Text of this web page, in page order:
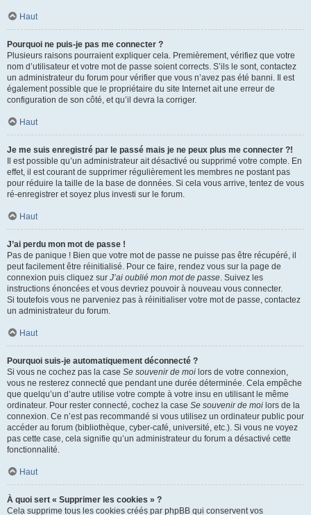
Haut
Pourquoi ne puis-je pas me connecter ?
Plusieurs raisons pourraient expliquer cela. Premièrement, vérifiez que votre
nom d’utilisateur et votre mot de passe soient corrects. S’ils le sont, contactez
un administrateur du forum pour vérifier que vous n’avez pas été banni. Il est
également possible que le propriétaire du site Internet ait une erreur de
configuration de son côté, et qu’il devra la corriger.
Haut
Je me suis enregistré par le passé mais je ne peux plus me connecter ?!
Il est possible qu’un administrateur ait désactivé ou supprimé votre compte. En
effet, il est courant de supprimer régulièrement les membres ne postant pas
pour réduire la taille de la base de données. Si cela vous arrive, tentez de vous
ré-enregistrer et soyez plus investi sur le forum.
Haut
J’ai perdu mon mot de passe !
Pas de panique ! Bien que votre mot de passe ne puisse pas être récupéré, il
peut facilement être réinitialisé. Pour ce faire, rendez vous sur la page de
connexion puis cliquez sur J’ai oublié mon mot de passe. Suivez les
instructions énoncées et vous devriez pouvoir à nouveau vous connecter.
Si toutefois vous ne parveniez pas à réinitialiser votre mot de passe, contactez
un administrateur du forum.
Haut
Pourquoi suis-je automatiquement déconnecté ?
Si vous ne cochez pas la case Se souvenir de moi lors de votre connexion,
vous ne resterez connecté que pendant une durée déterminée. Cela empêche
que quelqu’un d’autre utilise votre compte à votre insu en utilisant le même
ordinateur. Pour rester connecté, cochez la case Se souvenir de moi lors de la
connexion. Ce n’est pas recommandé si vous utilisez un ordinateur public pour
accéder au forum (bibliothèque, cyber-café, université, etc.). Si vous ne voyez
pas cette case, cela signifie qu’un administrateur du forum a désactivé cette
fonctionnalité.
Haut
À quoi sert « Supprimer les cookies » ?
Cela supprime tous les cookies créés par phpBB qui conservent vos